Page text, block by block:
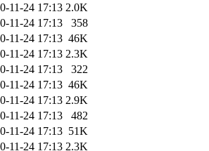
11-24 17:13 2.0K
11-24 17:13
358
11-24 17:13 46K
11-24 17:13 2.3K
11-24 17:13
322
11-24 17:13 46K
11-24 17:13 2.9K
11-24 17:13
482
11-24 17:13 51K
11-24 17:13 2.3K